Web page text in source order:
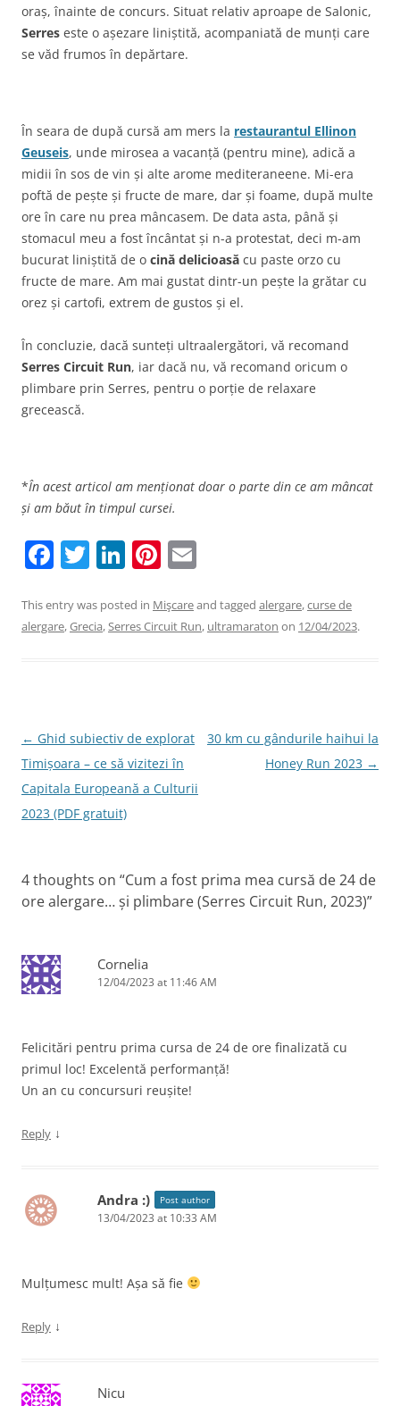
oraș, înainte de concurs. Situat relativ aproape de Salonic,
Serres este o așezare liniștită, acompaniată de munți care
se văd frumos în depărtare.
În seara de după cursă am mers la restaurantul Ellinon
Geuseis, unde mirosea a vacanță (pentru mine), adică a
midii în sos de vin și alte arome mediteraneene. Mi-era
poftă de pește și fructe de mare, dar și foame, după multe
ore în care nu prea mâncasem. De data asta, până și
stomacul meu a fost încântat și n-a protestat, deci m-am
bucurat liniștită de o cină delicioasă cu paste orzo cu
fructe de mare. Am mai gustat dintr-un pește la grătar cu
orez și cartofi, extrem de gustos și el.
În concluzie, dacă sunteți ultraalergători, vă recomand
Serres Circuit Run, iar dacă nu, vă recomand oricum o
plimbare prin Serres, pentru o porție de relaxare
grecească.
*În acest articol am menționat doar o parte din ce am mâncat
și am băut în timpul cursei.
F
c
e
o
k
T
itt
er
Li
k
e
Pi
er
e
ai
l
This entry was posted in Mişcareand tagged alergare,curse de
alergare,Grecia,Serres Circuit Run, ultramaraton on 12/04/2023.
Post
navigation
← Ghid subiectiv de explorat
Timișoara – ce să vizitezi în
Capitala Europeană a Culturii
2023 (PDF gratuit)
30 km cu gândurile haihui la
Honey Run 2023 →
4 thoughts on “Cum a fost prima mea cursă de 24 de
ore alergare… și plimbare (Serres Circuit Run, 2023)”
Cornelia
12/04/2023 at 11:46 AM
Felicitări pentru prima cursa de 24 de ore finalizată cu
primul loc! Excelentă performanță!
Un an cu concursuri reușite!
Reply ↓
Andra :) Post author
13/04/2023 at 10:33 AM
Mulțumesc mult! Așa să fie
Reply ↓
Nicu